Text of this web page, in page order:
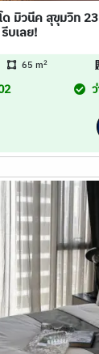
มิวนีค สุขุมวิท
บเลย!
65 m2